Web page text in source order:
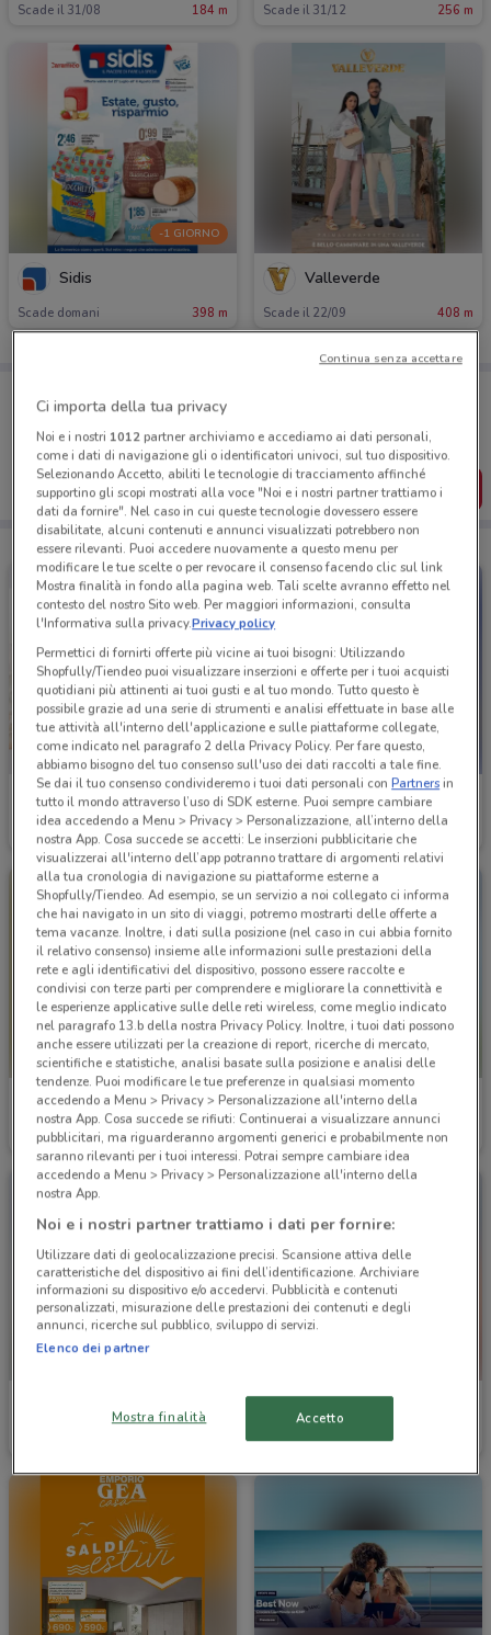
Scade il 31/08 184 m Scade il 31/12 256 m
-1 GIORNO
Sidis
Scade domani 398 m
Valleverde
Scade il 22/09 408 m
Puoi trovare le migliori offerte dei negozi vicino a te,
salvarle e creare la tua lista del risparmio, comodamente
dal tuo cellulare.
SCARICA L’APP
Hervit
Scade il 22/09 444 m
Amico Shop
Scade il 31/08
Fazzini
Scade il 31/12 611 m
Le Mille
Scade il 16/08 747 m
Scade il 16/08
Ci importa della tua privacy
Noi e i nostri 1012partner archiviamo e accediamo ai dati personali,
come i dati di navigazione gli o identificatori univoci, sul tuo dispositivo.
Selezionando Accetto, abiliti le tecnologie di tracciamento affinché
supportino gli scopi mostrati alla voce "Noi e i nostri partner trattiamo i
dati da fornire". Nel caso in cui queste tecnologie dovessero essere
disabilitate, alcuni contenuti e annunci visualizzati potrebbero non
essere rilevanti. Puoi accedere nuovamente a questo menu per
modificare le tue scelte o per revocare il consenso facendo clic sul link
Mostra finalità in fondo alla pagina web. Tali scelte avranno effetto nel
contesto del nostro Sito web. Per maggiori informazioni, consulta
l'Informativa sulla privacy.Privacy policy
Permettici di fornirti offerte più vicine ai tuoi bisogni: Utilizzando
Shopfully/Tiendeo puoi visualizzare inserzioni e offerte per i tuoi acquisti
quotidiani più attinenti ai tuoi gusti e al tuo mondo. Tutto questo è
possibile grazie ad una serie di strumenti e analisi effettuate in base alle
tue attività all'interno dell'applicazione e sulle piattaforme collegate,
come indicato nel paragrafo 2 della Privacy Policy. Per fare questo,
abbiamo bisogno del tuo consenso sull'uso dei dati raccolti a tale fine.
Se dai il tuo consenso condivideremo i tuoi dati personali conPartnersin
tutto il mondo attraverso l’uso di SDK esterne. Puoi sempre cambiare
idea accedendo a Menu > Privacy > Personalizzazione, all’interno della
nostra App. Cosa succede se accetti: Le inserzioni pubblicitarie che
visualizzerai all'interno dell’app potranno trattare di argomenti relativi
alla tua cronologia di navigazione su piattaforme esterne a
Shopfully/Tiendeo. Ad esempio, se un servizio a noi collegato ci informa
che hai navigato in un sito di viaggi, potremo mostrarti delle offerte a
tema vacanze. Inoltre, i dati sulla posizione (nel caso in cui abbia fornito
il relativo consenso) insieme alle informazioni sulle prestazioni della
rete e agli identificativi del dispositivo, possono essere raccolte e
condivisi con terze parti per comprendere e migliorare la connettività e
le esperienze applicative sulle delle reti wireless, come meglio indicato
nel paragrafo 13.b della nostra Privacy Policy. Inoltre, i tuoi dati possono
anche essere utilizzati per la creazione di report, ricerche di mercato,
scientifiche e statistiche, analisi basate sulla posizione e analisi delle
tendenze. Puoi modificare le tue preferenze in qualsiasi momento
accedendo a Menu > Privacy > Personalizzazione all'interno della
nostra App. Cosa succede se rifiuti: Continuerai a visualizzare annunci
pubblicitari, ma riguarderanno argomenti generici e probabilmente non
saranno rilevanti per i tuoi interessi. Potrai sempre cambiare idea
accedendo a Menu > Privacy > Personalizzazione all'interno della
nostra App.
Noi e i nostri partner trattiamo i dati per fornire:
Utilizzare dati di geolocalizzazione precisi. Scansione attiva delle
caratteristiche del dispositivo ai fini dell’identificazione. Archiviare
informazioni su dispositivo e/o accedervi. Pubblicità e contenuti
personalizzati, misurazione delle prestazioni dei contenuti e degli
annunci, ricerche sul pubblico, sviluppo di servizi.
Elenco dei partner
Mostra finalità Accetto
Continua senza accettare